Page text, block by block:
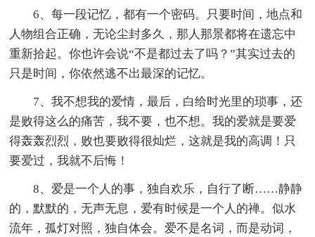
6、每一段记忆，都有一个密码。只要时间，地点和
人物组合正确，无论尘封多久，那人那景都将在遗忘中
重新拾起。你也许会说“不是都过去了吗？”其实过去的
只是时间，你依然逃不出最深的记忆。
7、我不想我的爱情，最后，白给时光里的琐事，还
是败得这么的痛苦，我不要，也不想。我的爱就是要爱
得轰轰烈烈，败也要败得很灿烂，这就是我的高调！只
要爱过，我就不后悔！
8、爱是一个人的事，独自欢乐，自行了断……静静
的，默默的，无声无息，爱有时候是一个人的禅。似水
流年，孤灯对照，独自体会。爱不是名词，而是动词，